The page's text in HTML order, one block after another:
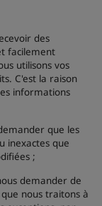
des
facilement
utilisons vos
C'est la raison
informations
que les
inexactes que
;
demander de
nous traitons à